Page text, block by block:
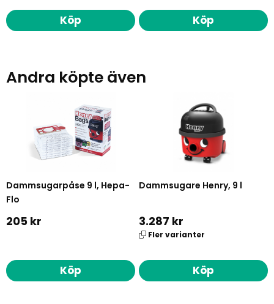
Köp Köp
Andra köpte även
Dammsugarpåse 9 l, Hepa-
Flo
205 kr
Köp
Dammsugare Henry, 9 l
3.287 kr
Fler varianter
Köp